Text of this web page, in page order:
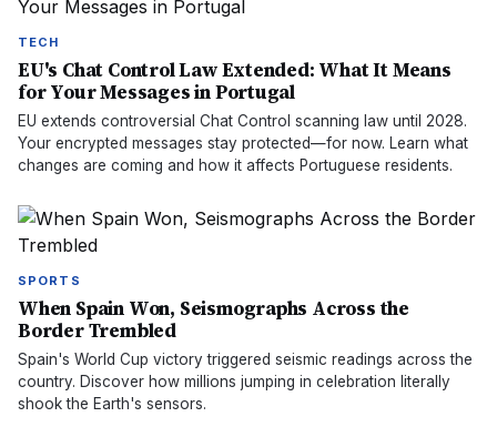
TECH
EU's Chat Control Law Extended: What It Means
for Your Messages in Portugal
EU extends controversial Chat Control scanning law until 2028.
Your encrypted messages stay protected—for now. Learn what
changes are coming and how it affects Portuguese residents.
SPORTS
When Spain Won, Seismographs Across the
Border Trembled
Spain's World Cup victory triggered seismic readings across the
country. Discover how millions jumping in celebration literally
shook the Earth's sensors.